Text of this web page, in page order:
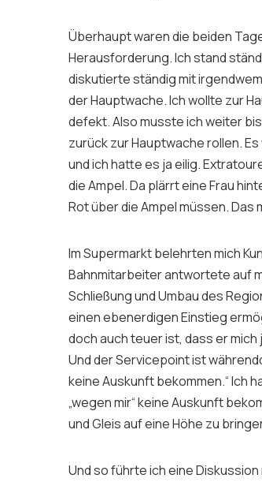
Überhaupt waren die beiden
Herausforderung. Ich stand
diskutierte ständig mit
der Hauptwache. Ich wollte zur
defekt. Also musste ich weiter
zurück zur Hauptwache rollen.
und ich hatte es ja eilig.
die Ampel. Da plärrt eine Frau
Rot über die Ampel müssen. Das
Im Supermarkt belehrten mich
Bahnmitarbeiter antwortete auf
Schließung und Umbau des
einen ebenerdigen Einstieg
doch auch teuer ist, dass er
Und der Servicepoint ist
keine Auskunft bekommen.“ Ich
„wegen mir“ keine Auskunft
und Gleis auf eine Höhe zu
Und so führte ich eine